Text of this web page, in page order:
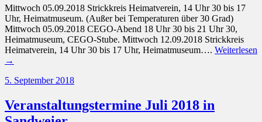
Mittwoch 05.09.2018 Strickkreis Heimatverein, 14 Uhr 30 bis 17
Uhr, Heimatmuseum. (Außer bei Temperaturen über 30 Grad)
Mittwoch 05.09.2018 CEGO-Abend 18 Uhr 30 bis 21 Uhr 30,
Heimatmuseum, CEGO-Stube. Mittwoch 12.09.2018 Strickkreis
Heimatverein, 14 Uhr 30 bis 17 Uhr, Heimatmuseum…. Weiterlesen
→
5. September 2018
Veranstaltungstermine Juli 2018 in